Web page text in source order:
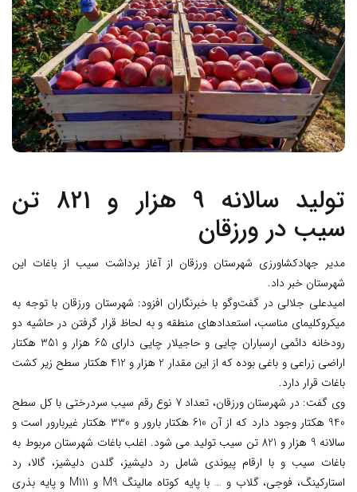
تولید سالانه 9 هزار و 821 تن
سیب در ورزقان
مدیر جهادکشاورزی شهرستان ورزقان از آغاز برداشت سیب از باغات این
شهرستان خبر داد.
امیدعلی جلالی در گفت‌وگو با خبرنگاران افزود: شهرستان ورزقان با توجه به
میکروکلیمای مناسب، استعدادهای منطقه و به لحاظ قرار گرفتن در حاشیه دو
رودخانه دائمی ارسباران چایی و حاجیلار چایی دارای 65 هزار و 351 هکتار
اراضی زراعی و باغی بوده که از این مقدار 2 هزار و 412 هکتار سطح زیر کشت
باغات قرار دارد.
وی گفت: در شهرستان ورزقان، تعداد 7 نوع رقم سیب سردرختی با کل سطح
940 هکتار وجود دارد که از آن 610 هکتار بارور و 330 هکتار غیربارور است و
سالانه 9 هزار و 821 تن سیب تولید می شود. اغلب باغات شهرستان مربوط به
باغات سیب و با ارقام پیوندی شامل رد دلیشیز، گلدن دلیشیز، گالا، رد
استارکینگ، فوجی، گلاب و … با پایه کوتاه مالینگ M9 و M111 و پایه بذری